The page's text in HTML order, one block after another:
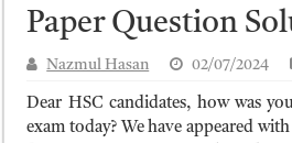
www dpe gov bd result 2026 pdf
ময়মনসিংহ বোর্ড এইচএসসি রেজাল্ট ২০২৫ –
Paper Question
Nazmul Hasan 02/07/2024
Dear HSC candidates, how was
exam today? We have appeared